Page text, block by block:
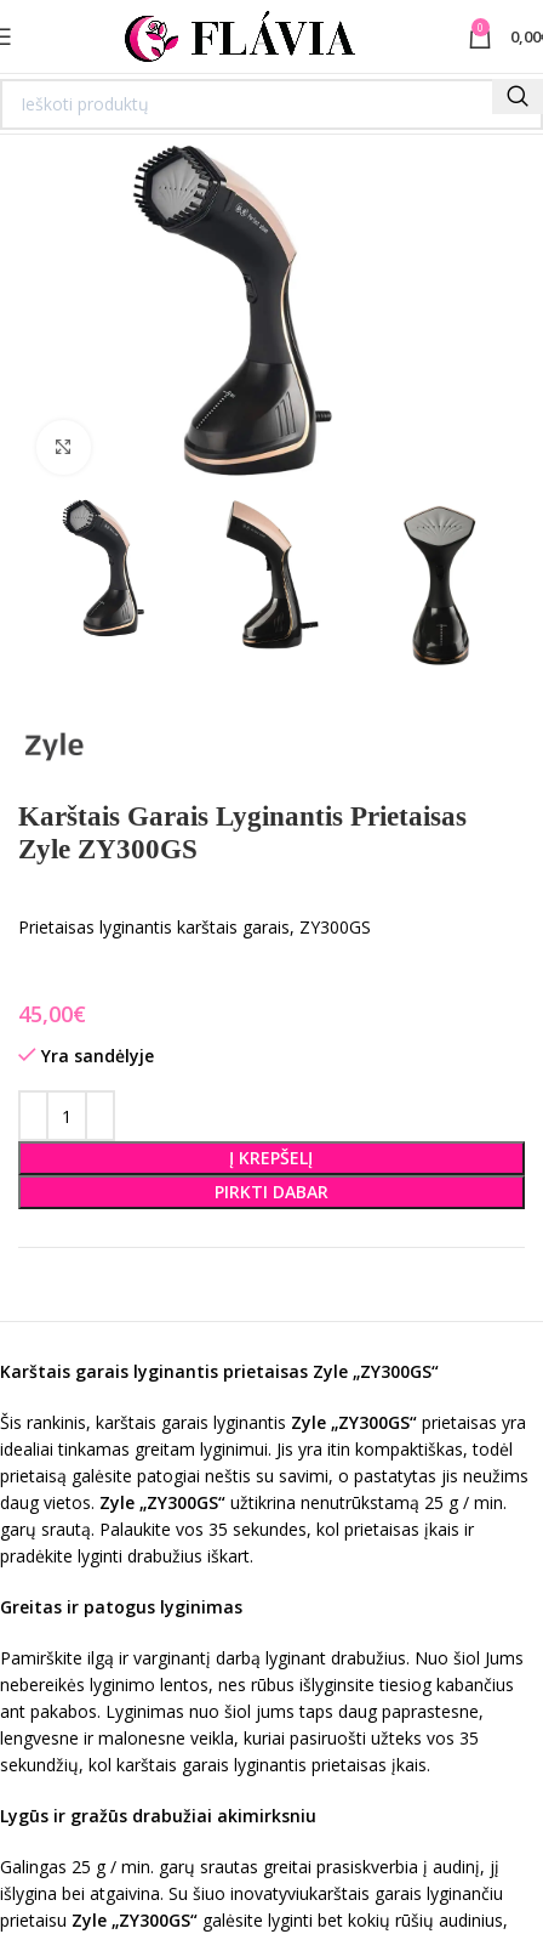
0 0,00
Spustelėkite norėdami padidinti
Karštais Garais Lyginantis Prietaisas
Zyle ZY300GS
Prietaisas lyginantis karštais garais, ZY300GS
€
Yra sandėlyje
Į KREPŠELĮ
PIRKTI DABAR
Karštais garais lyginantis prietaisas Zyle „ZY300GS“
Šis rankinis, karštais garais lyginantis Zyle „ZY300GS“ prietaisas yra
idealiai tinkamas greitam lyginimui. Jis yra itin kompaktiškas, todėl
prietaisą galėsite patogiai neštis su savimi, o pastatytas jis neužims
daug vietos. Zyle „ZY300GS“ užtikrina nenutrūkstamą 25 g / min.
garų srautą. Palaukite vos 35 sekundes, kol prietaisas įkais ir
pradėkite lyginti drabužius iškart.
Greitas ir patogus lyginimas
Pamirškite ilgą ir varginantį darbą lyginant drabužius. Nuo šiol Jums
nebereikės lyginimo lentos, nes rūbus išlyginsite tiesiog kabančius
ant pakabos. Lyginimas nuo šiol jums taps daug paprastesne,
lengvesne ir malonesne veikla, kuriai pasiruošti užteks vos 35
sekundžių, kol karštais garais lyginantis prietaisas įkais.
Lygūs ir gražūs drabužiai akimirksniu
Galingas 25 g / min. garų srautas greitai prasiskverbia į audinį, jį
išlygina bei atgaivina. Su šiuo inovatyviukarštais garais lyginančiu
prietaisu Zyle „ZY300GS“ galėsite lyginti bet kokių rūšių audinius,